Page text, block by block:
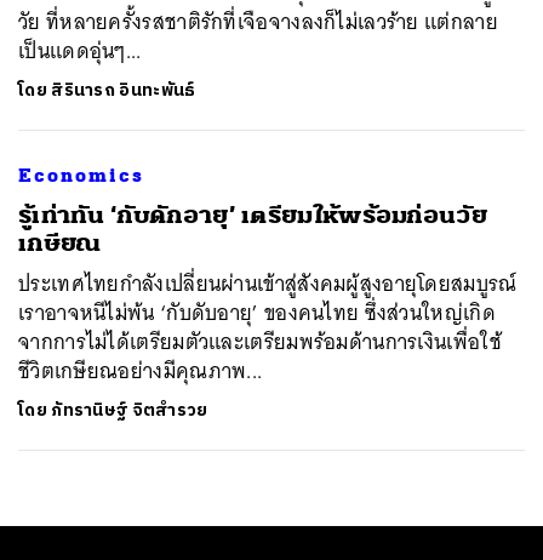
วัย ที่หลายครั้งรสชาติรักที่เจือจางลงก็ไม่เลวร้าย แต่กลาย
เป็นแดดอุ่นๆ...
โดย สิรินารถ อินทะพันธ์
Economics
รู้เท่าทัน ‘กับดักอายุ’ เตรียมให้พร้อมก่อนวัย
เกษียณ
ประเทศไทยกำลังเปลี่ยนผ่านเข้าสู่สังคมผู้สูงอายุโดยสมบูรณ์
เราอาจหนีไม่พ้น ‘กับดับอายุ’ ของคนไทย ซึ่งส่วนใหญ่เกิด
จากการไม่ได้เตรียมตัวและเตรียมพร้อมด้านการเงินเพื่อใช้
ชีวิตเกษียณอย่างมีคุณภาพ...
โดย ภัทรานิษฐ์ จิตสำรวย